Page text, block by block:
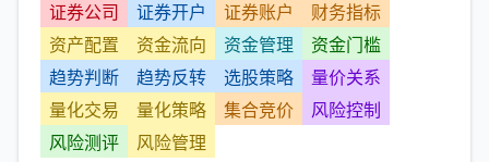
证券公司
证券开户 证券账户
财务指标
资产配置
资金流向 资金管理
资金门槛
趋势判断
趋势反转 选股策略
量价关系
量化交易
量化策略 集合竞价
风险控制
风险测评
风险管理